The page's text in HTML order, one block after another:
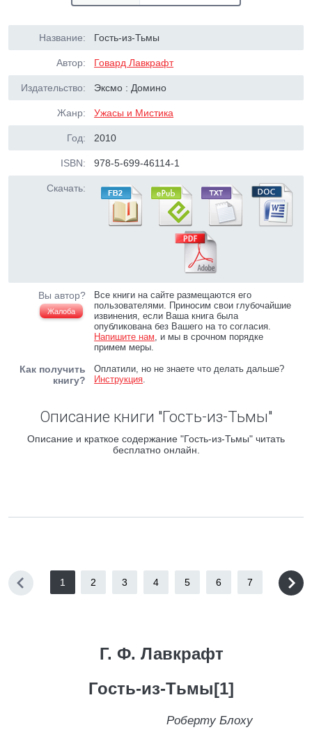
Название: Гость-из-Тьмы
Автор: Говард Лавкрафт
Издательство: Эксмо : Домино
Жанр: Ужасы и Мистика
Год: 2010
ISBN: 978-5-699-46114-1
Скачать:
Вы автор?
Жалоба
Все книги на сайте размещаются его
пользователями. Приносим свои глубочайшие
извинения, если Ваша книга была
опубликована без Вашего на то согласия.
Напишите нам, и мы в срочном порядке
примем меры.
Как получить
книгу?
Оплатили, но не знаете что делать дальше?
Инструкция.
Описание книги "Гость-из-Тьмы"
Описание и краткое содержание "Гость-из-Тьмы" читать
бесплатно онлайн.
1 2 3 4 5 6 7
Г. Ф. Лавкрафт
Гость-из-Тьмы[1]
Роберту Блоху